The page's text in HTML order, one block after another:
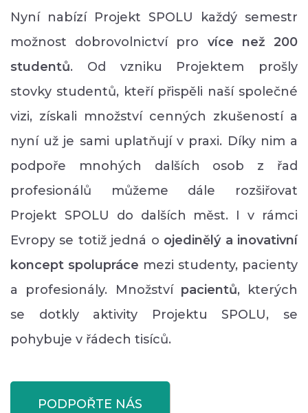
Nyní nabízí Projekt SPOLU každý semestr
možnost dobrovolnictví pro více než 200
studentů. Od vzniku Projektem prošly
stovky studentů, kteří přispěli naší společné
vizi, získali množství cenných zkušeností a
nyní už je sami uplatňují v praxi. Díky nim a
podpoře mnohých dalších osob z řad
profesionálů můžeme dále rozšiřovat
Projekt SPOLU do dalších měst. I v rámci
Evropy se totiž jedná o ojedinělý a inovativní
koncept spolupráce mezi studenty, pacienty
a profesionály. Množství pacientů, kterých
se dotkly aktivity Projektu SPOLU, se
pohybuje v řádech tisíců.
PODPOŘTE NÁS